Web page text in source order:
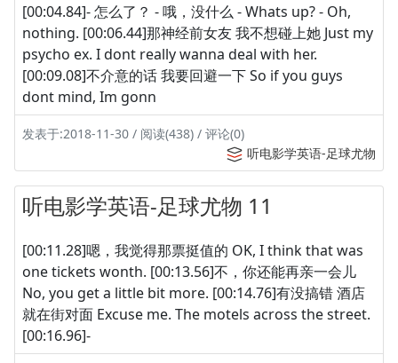
[00:04.84]- 怎么了？ - 哦，没什么 - Whats up? - Oh,
nothing. [00:06.44]那神经前女友 我不想碰上她 Just my
psycho ex. I dont really wanna deal with her.
[00:09.08]不介意的话 我要回避一下 So if you guys
dont mind, Im gonn
发表于:2018-11-30 / 阅读(438) / 评论(0)
听电影学英语-足球尤物
听电影学英语-足球尤物 11
[00:11.28]嗯，我觉得那票挺值的 OK, I think that was
one tickets wonth. [00:13.56]不，你还能再亲一会儿
No, you get a little bit more. [00:14.76]有没搞错 酒店
就在街对面 Excuse me. The motels across the street.
[00:16.96]-